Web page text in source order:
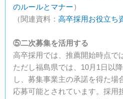
のルールとマナー）
（関連資料： 高卒採用お役立ち
⑤二次募集を活用する
高卒採用では、推薦開始時点で
ただし福島県では、10月1日以
し、募集事業主の承諾を得た場
応募可能とされています。採用